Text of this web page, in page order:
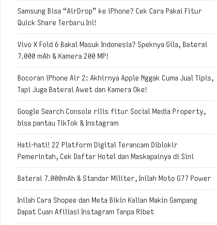
Samsung Bisa “AirDrop” ke iPhone? Cek Cara Pakai Fitur
Quick Share Terbaru Ini!
Vivo X Fold 6 Bakal Masuk Indonesia? Speknya Gila, Baterai
7.000 mAh & Kamera 200 MP!
Bocoran iPhone Air 2: Akhirnya Apple Nggak Cuma Jual Tipis,
Tapi Juga Baterai Awet dan Kamera Oke!
Google Search Console rilis fitur Social Media Property,
bisa pantau TikTok & Instagram
Hati-hati! 22 Platform Digital Terancam Diblokir
Pemerintah, Cek Daftar Hotel dan Maskapainya di Sini
Baterai 7.000mAh & Standar Militer, Inilah Moto G77 Power
Inilah Cara Shopee dan Meta Bikin Kalian Makin Gampang
Dapat Cuan Afiliasi Instagram Tanpa Ribet